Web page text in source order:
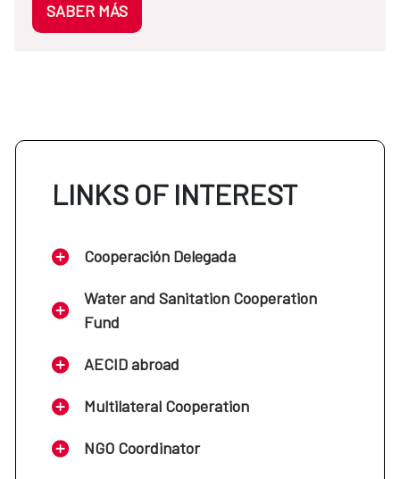
SABER MÁS
LINKS OF INTEREST
Cooperación Delegada
Water and Sanitation Cooperation
Fund
AECID abroad
Multilateral Cooperation
NGO Coordinator